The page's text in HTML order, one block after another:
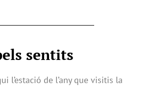
sentits
l’estació de l’any que visitis la